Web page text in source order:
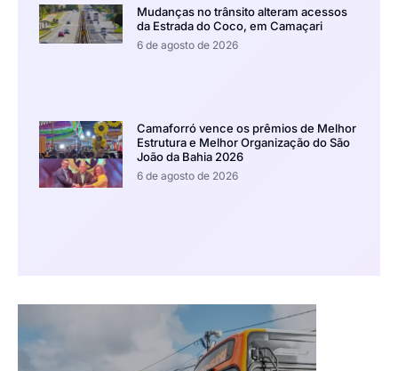
Mudanças no trânsito alteram acessos
da Estrada do Coco, em Camaçari
6 de agosto de 2026
Camaforró vence os prêmios de Melhor
Estrutura e Melhor Organização do São
João da Bahia 2026
6 de agosto de 2026